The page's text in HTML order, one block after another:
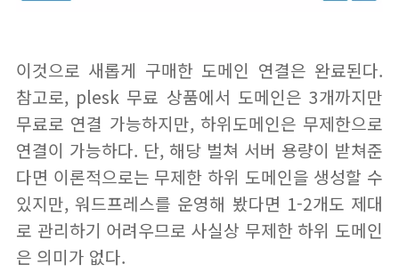
이것으로 새롭게 구매한 도메인 연결은 완료된다.
참고로, plesk 무료 상품에서 도메인은 3개까지만
무료로 연결 가능하지만, 하위도메인은 무제한으로
연결이 가능하다. 단, 해당 벌쳐 서버 용량이 받쳐준
다면 이론적으로는 무제한 하위 도메인을 생성할 수
있지만, 워드프레스를 운영해 봤다면 1-2개도 제대
로 관리하기 어려우므로 사실상 무제한 하위 도메인
은 의미가 없다.